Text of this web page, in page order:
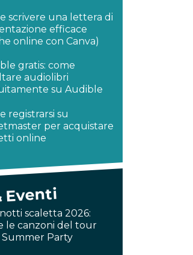
scrivere una lettera di
efficace
online con Canva)
gratis: come
audiolibri
su Audible
registrarsi su
per acquistare
online
Eventi
scaletta 2026:
le canzoni del tour
Summer Party